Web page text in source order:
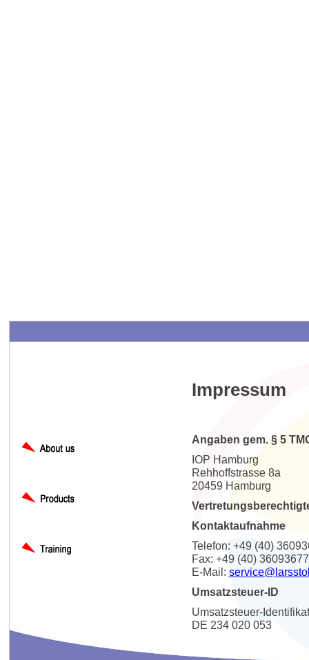
Impressum
Angaben gem. § 5
IOP Hamburg
Rehhoffstrasse 8a
20459 Hamburg
Kontaktaufnahme
Telefon: +49 (40)
Fax: +49 (40) 36093677
E-Mail:
Umsatzsteuer-ID
Umsatzsteuer-
DE 234 020 053